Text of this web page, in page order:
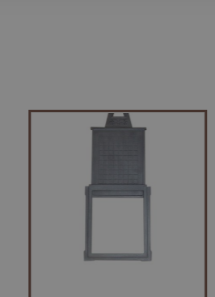
IN DEN WARENKORB